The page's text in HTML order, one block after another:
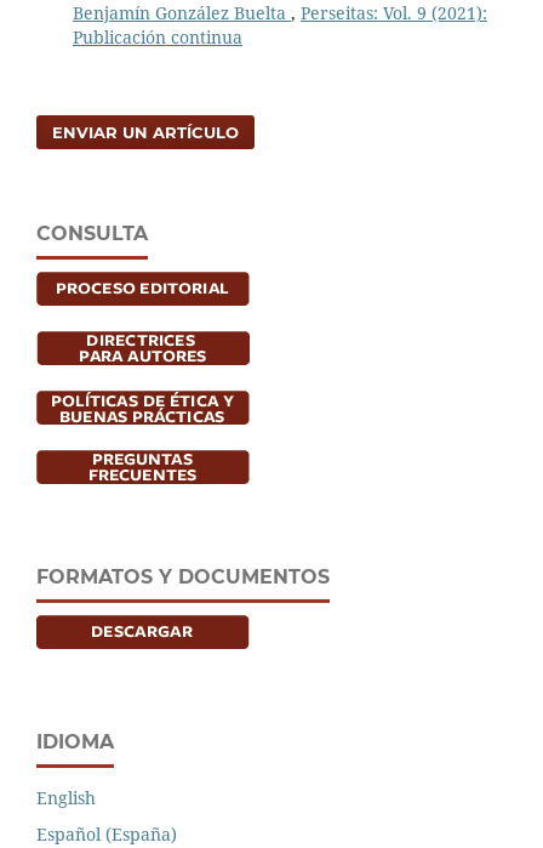
Benjamín González Buelta , Perseitas: Vol. 9 (2021):
Publicación continua
ENVIAR UN ARTÍCULO
CONSULTA
FORMATOS Y DOCUMENTOS
IDIOMA
English
Español (España)